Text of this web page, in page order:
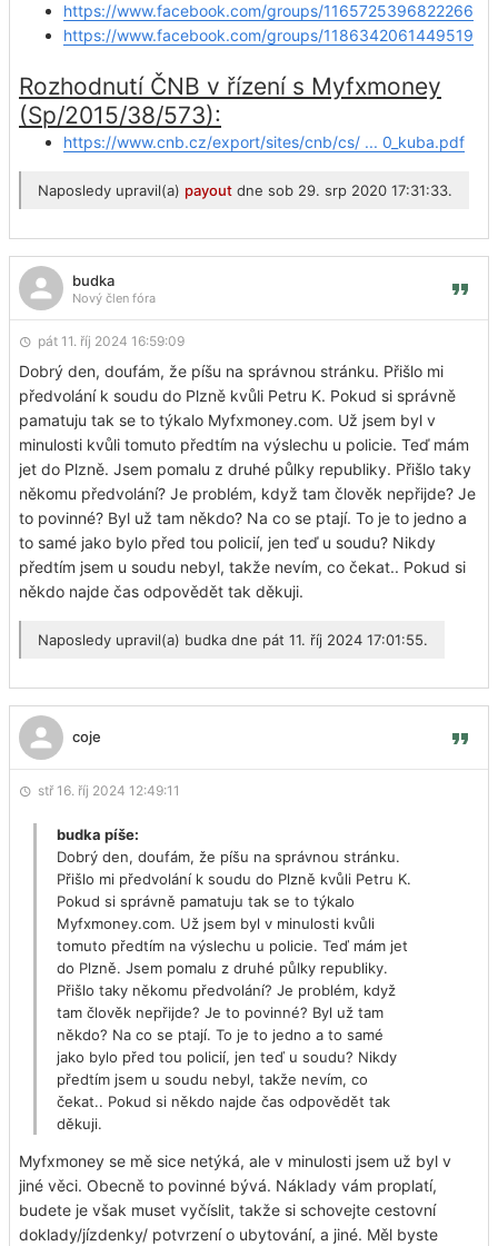
https://www.facebook.com/groups/1165725396822266
https://www.facebook.com/groups/1186342061449519
Rozhodnutí ČNB v řízení s Myfxmoney
(Sp/2015/38/573):
https://www.cnb.cz/export/sites/cnb/cs/ ... 0_kuba.pdf
Naposledy upravil(a) payout dne sob 29. srp 2020 17:31:33.
budka
Nový člen fóra
pát 11. říj 2024 16:59:09
Dobrý den, doufám, že píšu na správnou stránku. Přišlo mi
předvolání k soudu do Plzně kvůli Petru K. Pokud si správně
pamatuju tak se to týkalo Myfxmoney.com. Už jsem byl v
minulosti kvůli tomuto předtím na výslechu u policie. Teď mám
jet do Plzně. Jsem pomalu z druhé půlky republiky. Přišlo taky
někomu předvolání? Je problém, když tam člověk nepřijde? Je
to povinné? Byl už tam někdo? Na co se ptají. To je to jedno a
to samé jako bylo před tou policií, jen teď u soudu? Nikdy
předtím jsem u soudu nebyl, takže nevím, co čekat.. Pokud si
někdo najde čas odpovědět tak děkuji.
Naposledy upravil(a) budka dne pát 11. říj 2024 17:01:55.
coje
stř 16. říj 2024 12:49:11
budka píše:
Dobrý den, doufám, že píšu na správnou stránku.
Přišlo mi předvolání k soudu do Plzně kvůli Petru K.
Pokud si správně pamatuju tak se to týkalo
Myfxmoney.com. Už jsem byl v minulosti kvůli
tomuto předtím na výslechu u policie. Teď mám jet
do Plzně. Jsem pomalu z druhé půlky republiky.
Přišlo taky někomu předvolání? Je problém, když
tam člověk nepřijde? Je to povinné? Byl už tam
někdo? Na co se ptají. To je to jedno a to samé
jako bylo před tou policií, jen teď u soudu? Nikdy
předtím jsem u soudu nebyl, takže nevím, co
čekat.. Pokud si někdo najde čas odpovědět tak
děkuji.
Myfxmoney se mě sice netýká, ale v minulosti jsem už byl v
jiné věci. Obecně to povinné bývá. Náklady vám proplatí,
budete je však muset vyčíslit, takže si schovejte cestovní
doklady/jízdenky/ potvrzení o ubytování, a jiné. Měl byste